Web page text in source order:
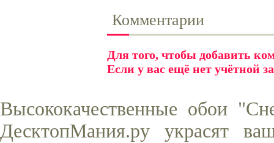
Комментарии
Для того, чтобы добавить
Если у вас ещё нет учётной
Высококачественные обои
ДесктопМания.ру украсят